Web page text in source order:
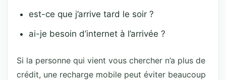
est-ce que j’arrive tard le soir ?
ai-je besoin d’internet à l’arrivée ?
Si la personne qui vient vous chercher n’a plus de
crédit, une recharge mobile peut éviter beaucoup